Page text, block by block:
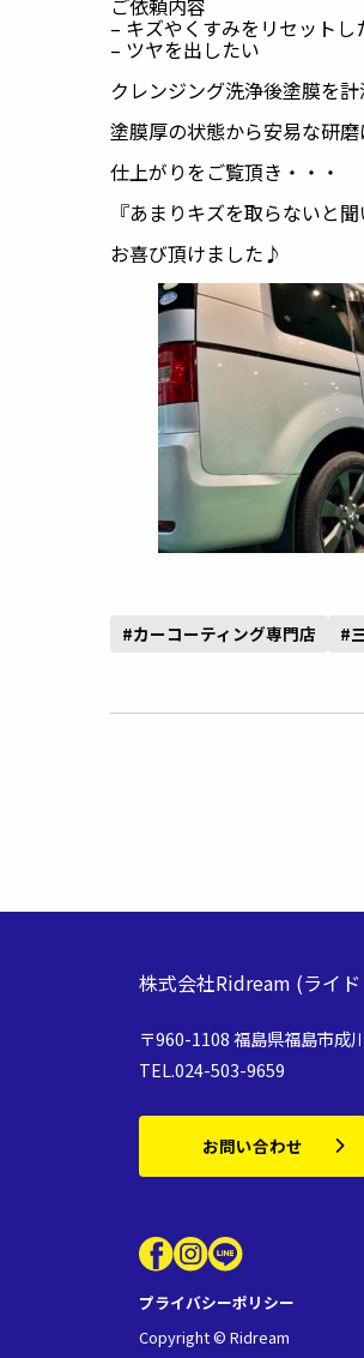
– キズやくすみをリセットし
– ツヤを出したい
クレンジング洗浄後塗膜を
塗膜厚の状態から安易な研
仕上がりをご覧頂き・・・
『あまりキズを取らないと
お喜び頂けました♪
#カーコーティング専門店 #
株式会社Ridream (ライ
〒960-1108 福島県福島市成
TEL.024-503-9659
お問い合わせ
プライバシーポリシー
Copyright © Ridream